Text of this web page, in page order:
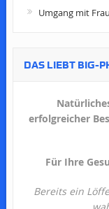
Umgang mit
DAS LIEBT BIG-
erfolgreicher
Für Ihre
Bereits ein